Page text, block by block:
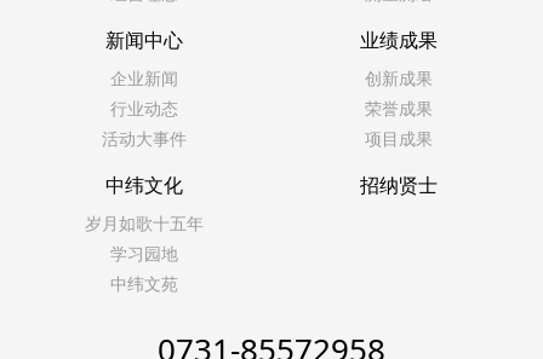
新闻中心
企业新闻
行业动态
活动大事件
业绩成果
创新成果
荣誉成果
项目成果
中纬文化
岁月如歌十五年
学习园地
中纬文苑
招纳贤士
0731-85572958